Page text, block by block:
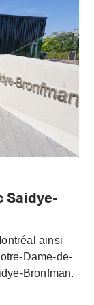
Saidye-
ainsi
Dame-de-
Bronfman.